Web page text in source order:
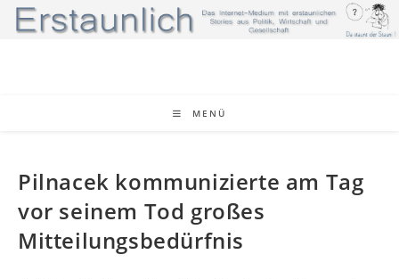
MENÜ
Pilnacek kommunizierte am Tag
vor seinem Tod großes
Mitteilungsbedürfnis